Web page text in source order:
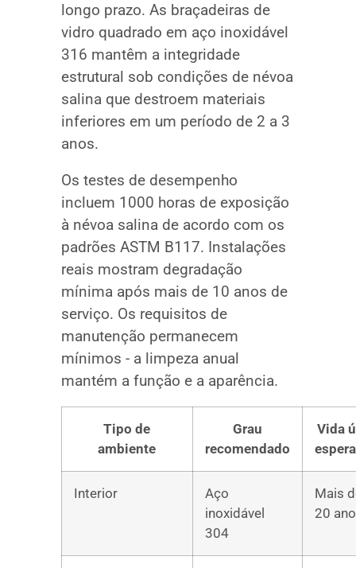
longo prazo. As braçadeiras de
vidro quadrado em aço inoxidável
316 mantêm a integridade
estrutural sob condições de névoa
salina que destroem materiais
inferiores em um período de 2 a 3
anos.
Os testes de desempenho
incluem 1000 horas de exposição
à névoa salina de acordo com os
padrões ASTM B117. Instalações
reais mostram degradação
mínima após mais de 10 anos de
serviço. Os requisitos de
manutenção permanecem
mínimos - a limpeza anual
mantém a função e a aparência.
Tipo de
ambiente
Grau
recomendado
Vida
Interior
Aço
inoxidável
304
Mais
20